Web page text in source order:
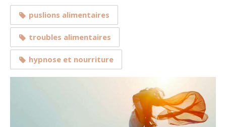
puslions alimentaires
troubles alimentaires
hypnose et nourriture